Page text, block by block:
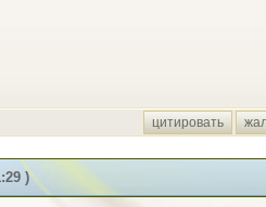
цитировать
)